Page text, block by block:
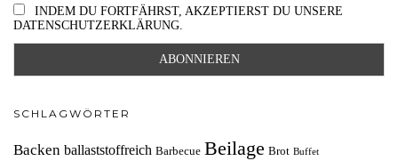
INDEM DU FORTFÄHRST, AKZEPTIERST DU UNSERE
DATENSCHUTZERKLÄRUNG.
SCHLAGWÖRTER
Backen ballaststoffreich Barbecue Beilage Brot Buffet